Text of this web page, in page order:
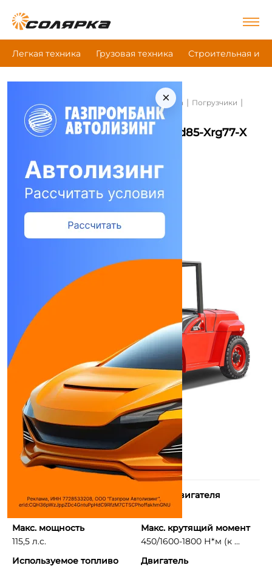
Легкая техника Грузовая техника Строительная и
×
Главная Строительная и дорожная техника | Погрузчики |
Hangcha Cpcd85-Xrg77-X
Погрузчики Hangcha Cpcd85-Xrg77-X
Количество цилиндров
Объем двигателя
4836 см³
Макс. мощность
115,5 л.с.
Макс. крутящий момент
450/1600-1800 Н*м (к ...
Используемое топливо
Двигатель